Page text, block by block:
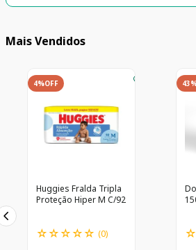
Mais Vendidos
4%OFF
Huggies Fralda Tripla
Proteção Hiper M C/92
☆☆☆☆☆ (0) ☆